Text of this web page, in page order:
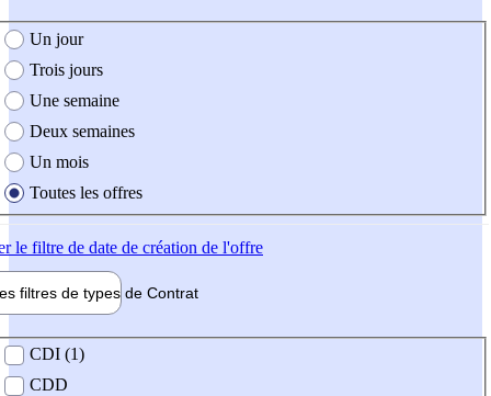
création de l'offre
Un jour
Trois jours
Une semaine
Deux semaines
Un mois
Toutes les offres
le filtre de date de création de l'offre
filtres de types de Contrat
contrat
CDI (1)
CDD